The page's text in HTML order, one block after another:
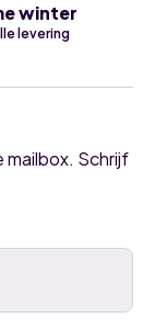
winter
levering
mailbox. Schrijf